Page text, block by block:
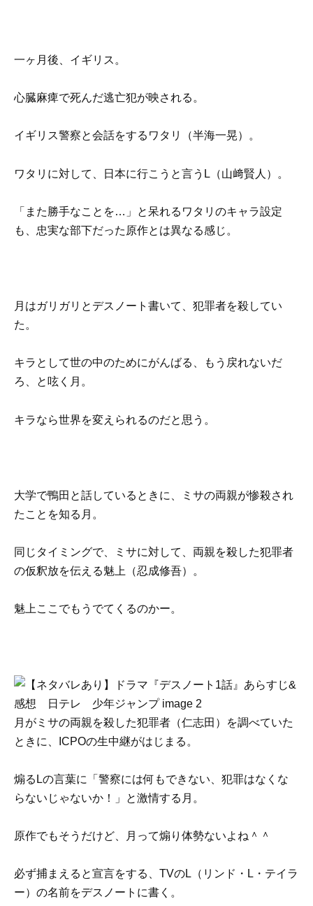
一ヶ月後、イギリス。
心臓麻痺で死んだ逃亡犯が映される。
イギリス警察と会話をするワタリ（半海一晃）。
ワタリに対して、日本に行こうと言うL（山﨑賢人）。
「また勝手なことを…」と呆れるワタリのキャラ設定
も、忠実な部下だった原作とは異なる感じ。
月はガリガリとデスノート書いて、犯罪者を殺してい
た。
キラとして世の中のためにがんばる、もう戻れないだ
ろ、と呟く月。
キラなら世界を変えられるのだと思う。
大学で鴨田と話しているときに、ミサの両親が惨殺され
たことを知る月。
同じタイミングで、ミサに対して、両親を殺した犯罪者
の仮釈放を伝える魅上（忍成修吾）。
魅上ここでもうでてくるのかー。
月がミサの両親を殺した犯罪者（仁志田）を調べていた
ときに、ICPOの生中継がはじまる。
煽るLの言葉に「警察には何もできない、犯罪はなくな
らないじゃないか！」と激情する月。
原作でもそうだけど、月って煽り体勢ないよね＾＾
必ず捕まえると宣言をする、TVのL（リンド・L・テイラ
ー）の名前をデスノートに書く。